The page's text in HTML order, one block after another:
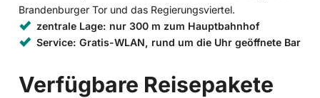
Brandenburger Tor und das Regierungsviertel.
zentrale Lage: nur 300 m zum Hauptbahnhof
Service: Gratis-WLAN, rund um die Uhr geöffnete Bar
Verfügbare Reisepakete